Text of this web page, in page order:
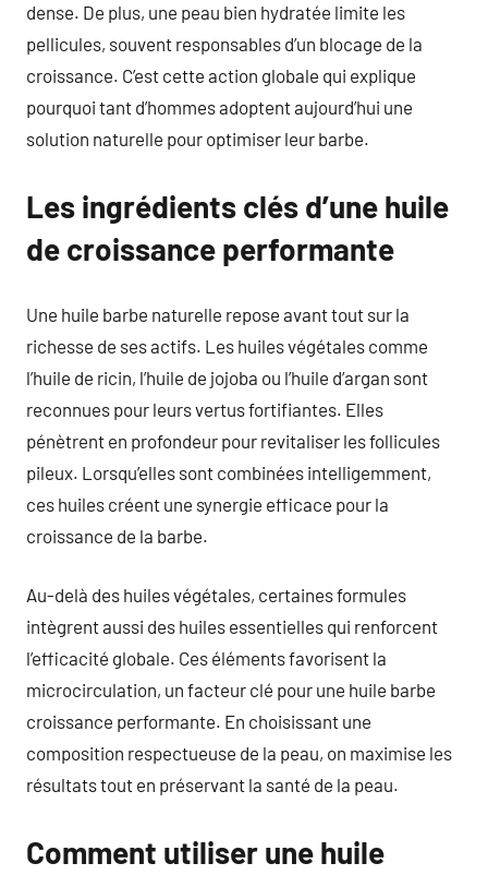
dense. De plus, une peau bien hydratée limite les
pellicules, souvent responsables d’un blocage de la
croissance. C’est cette action globale qui explique
pourquoi tant d’hommes adoptent aujourd’hui une
solution naturelle pour optimiser leur barbe.
Les ingrédients clés d’une huile
de croissance performante
Une huile barbe naturelle repose avant tout sur la
richesse de ses actifs. Les huiles végétales comme
l’huile de ricin, l’huile de jojoba ou l’huile d’argan sont
reconnues pour leurs vertus fortifiantes. Elles
pénètrent en profondeur pour revitaliser les follicules
pileux. Lorsqu’elles sont combinées intelligemment,
ces huiles créent une synergie efficace pour la
croissance de la barbe.
Au-delà des huiles végétales, certaines formules
intègrent aussi des huiles essentielles qui renforcent
l’efficacité globale. Ces éléments favorisent la
microcirculation, un facteur clé pour une huile barbe
croissance performante. En choisissant une
composition respectueuse de la peau, on maximise les
résultats tout en préservant la santé de la peau.
Comment utiliser une huile